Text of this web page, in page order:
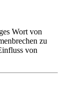
Wort von
zu
von